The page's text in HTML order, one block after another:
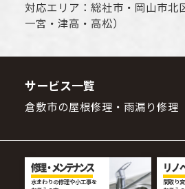
対応エリア： 総社市 ・ 岡山市北
一宮・津高・高松）
サービス一覧
倉敷市の屋根修理・雨漏り修理
修理・メンテナンス
水まわりの修理や小工事を
リノ
間取り